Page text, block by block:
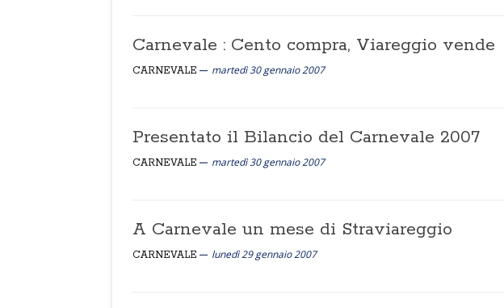
Carnevale : Cento compra, Viareggio vende
CARNEVALE martedì 30 gennaio 2007
Presentato il Bilancio del Carnevale 2007
CARNEVALE martedì 30 gennaio 2007
A Carnevale un mese di Straviareggio
CARNEVALE lunedì 29 gennaio 2007